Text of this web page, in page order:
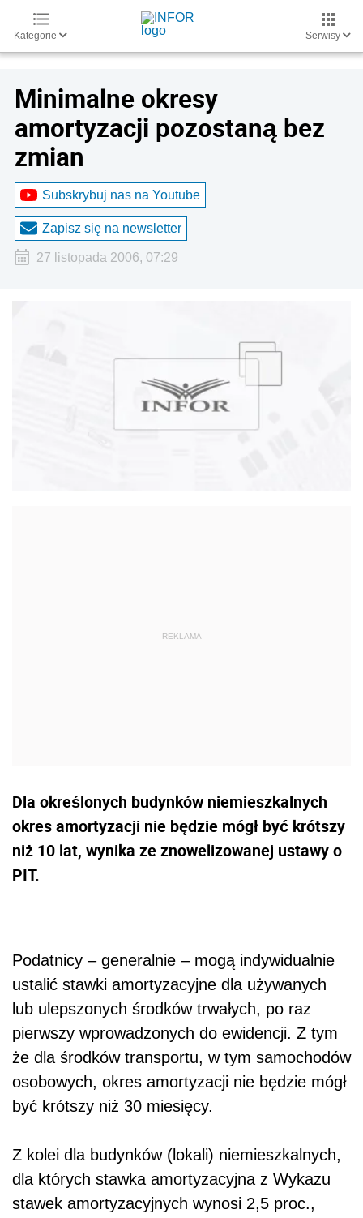
Kategorie Serwisy
Minimalne okresy
amortyzacji pozostaną bez
zmian
Subskrybuj nas na Youtube
Zapisz się na newsletter
27 listopada 2006, 07:29
Dla określonych budynków niemieszkalnych
okres amortyzacji nie będzie mógł być krótszy
niż 10 lat, wynika ze znowelizowanej ustawy o
PIT.
Podatnicy – generalnie – mogą indywidualnie
ustalić stawki amortyzacyjne dla używanych
lub ulepszonych środków trwałych, po raz
pierwszy wprowadzonych do ewidencji. Z tym
że dla środków transportu, w tym samochodów
osobowych, okres amortyzacji nie będzie mógł
być krótszy niż 30 miesięcy.
Z kolei dla budynków (lokali) niemieszkalnych,
dla których stawka amortyzacyjna z Wykazu
stawek amortyzacyjnych wynosi 2,5 proc.,